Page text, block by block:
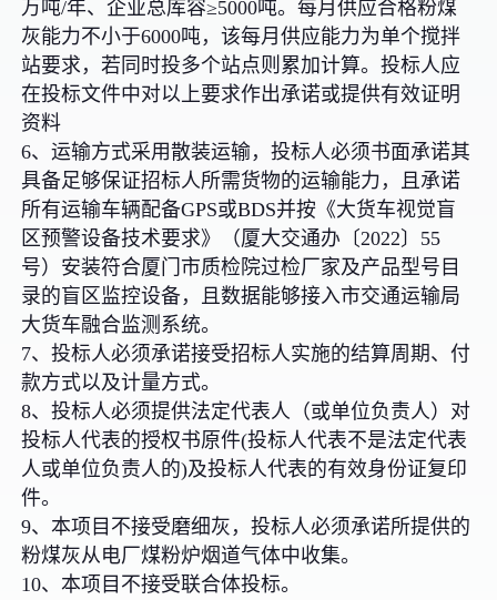
万吨/年、企业总库容≥5000吨。每月供应合格粉煤
灰能力不小于6000吨，该每月供应能力为单个搅拌
站要求，若同时投多个站点则累加计算。投标人应
在投标文件中对以上要求作出承诺或提供有效证明
资料
6、运输方式采用散装运输，投标人必须书面承诺其
具备足够保证招标人所需货物的运输能力，且承诺
所有运输车辆配备GPS或BDS并按《大货车视觉盲
区预警设备技术要求》（厦大交通办〔2022〕55
号）安装符合厦门市质检院过检厂家及产品型号目
录的盲区监控设备，且数据能够接入市交通运输局
大货车融合监测系统。
7、投标人必须承诺接受招标人实施的结算周期、付
款方式以及计量方式。
8、投标人必须提供法定代表人（或单位负责人）对
投标人代表的授权书原件(投标人代表不是法定代表
人或单位负责人的)及投标人代表的有效身份证复印
件。
9、本项目不接受磨细灰，投标人必须承诺所提供的
粉煤灰从电厂煤粉炉烟道气体中收集。
10、本项目不接受联合体投标。